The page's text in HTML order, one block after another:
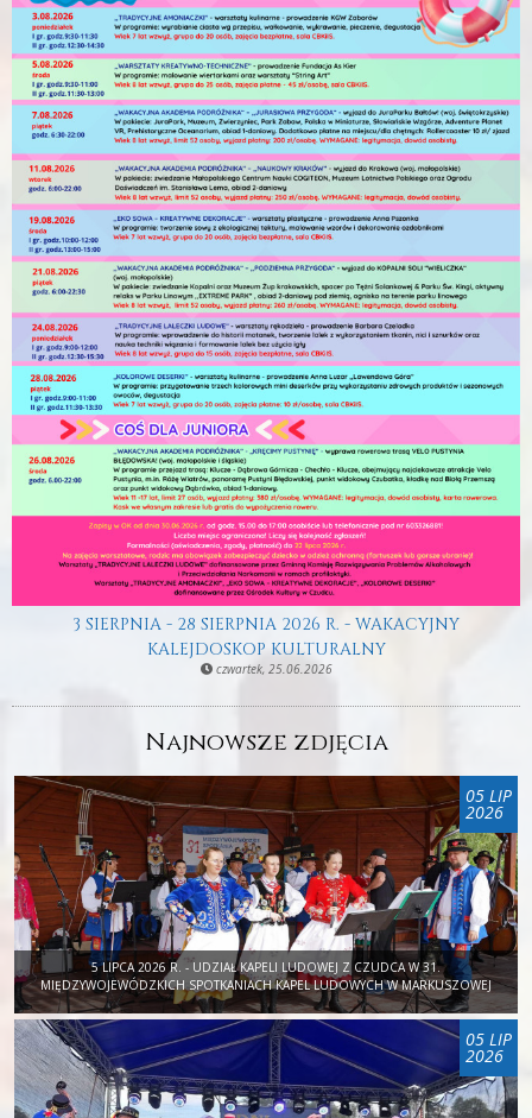
3 SIERPNIA - 28 SIERPNIA 2026 R. - WAKACYJNY
KALEJDOSKOP KULTURALNY
czwartek, 25.06.2026
Najnowsze zdjęcia
05 LIP
2026
5 LIPCA 2026 R. - UDZIAŁ KAPELI LUDOWEJ Z CZUDCA W 31.
MIĘDZYWOJEWÓDZKICH SPOTKANIACH KAPEL LUDOWYCH W MARKUSZOWEJ
05 LIP
2026